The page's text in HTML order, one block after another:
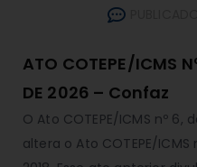
ATO COTEPE/ICMS
DE 2026 – Confaz
O Ato COTEPE/ICMS nº 6,
altera o Ato COTEPE/